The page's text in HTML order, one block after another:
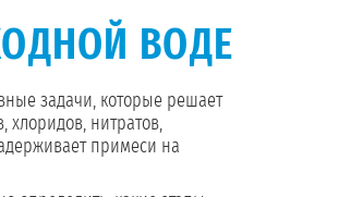
ВОДЕ
задачи, которые решает
нитратов,
примеси на